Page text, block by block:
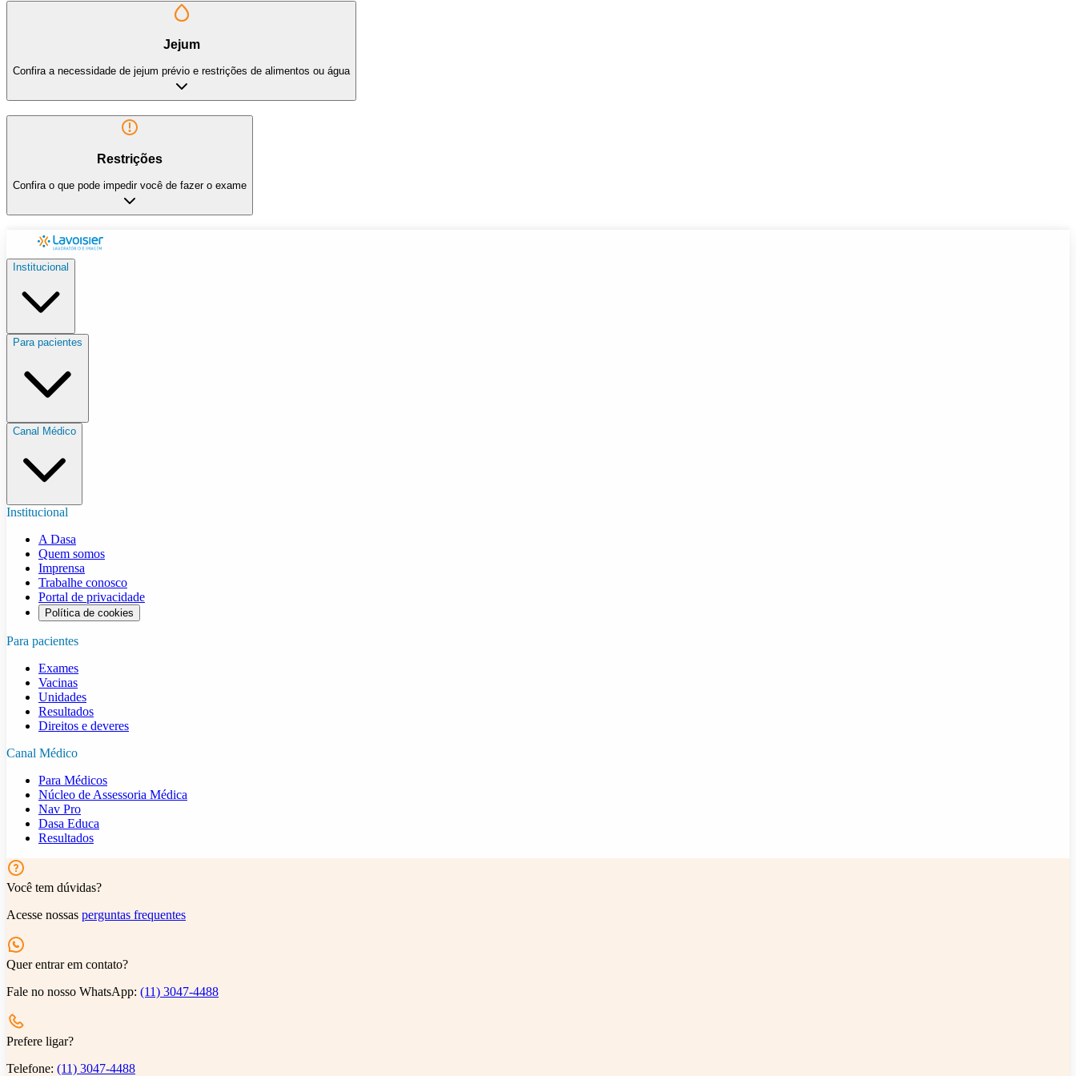
Jejum
Confira a necessidade de jejum prévio e restrições de alimentos ou água
Restrições
Confira o que pode impedir você de fazer o exame
Institucional
Para pacientes
Canal Médico
Institucional
A Dasa
Quem somos
Imprensa
Trabalhe conosco
Portal de privacidade
Política de cookies
Para pacientes
Exames
Vacinas
Unidades
Resultados
Direitos e deveres
Canal Médico
Para Médicos
Núcleo de Assessoria Médica
Nav Pro
Dasa Educa
Resultados
Você tem dúvidas?
Acesse nossas perguntas frequentes
Quer entrar em contato?
Fale no nosso WhatsApp: (11) 3047-4488
Prefere ligar?
Telefone: (11) 3047-4488